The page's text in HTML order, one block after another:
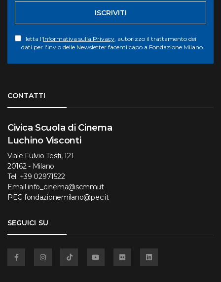
ISCRIVITI
letta l'Informativa sulla Privacy , autorizzo il trattamento dei
dati per l'invio delle Newsletter facenti capo a Fondazione Milano.
CONTATTI
Civica Scuola di Cinema
Luchino Visconti
Viale Fulvio Testi, 121
20162 - Milano
Tel. +39 02971522
Email info_cinema@scmmi.it
PEC fondazionemilano@pec.it
SEGUICI SU